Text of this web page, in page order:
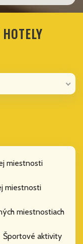
miestnosti
miestnosti
miestnostiach
Športové aktivity